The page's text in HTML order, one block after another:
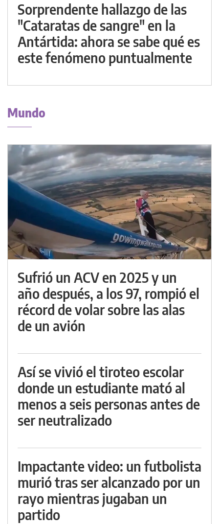
Sorprendente hallazgo de las
"Cataratas de sangre" en la
Antártida: ahora se sabe qué es
este fenómeno puntualmente
Mundo
Sufrió un ACV en 2025 y un
año después, a los 97, rompió el
récord de volar sobre las alas
de un avión
Así se vivió el tiroteo escolar
donde un estudiante mató al
menos a seis personas antes de
ser neutralizado
Impactante video: un futbolista
murió tras ser alcanzado por un
rayo mientras jugaban un
partido